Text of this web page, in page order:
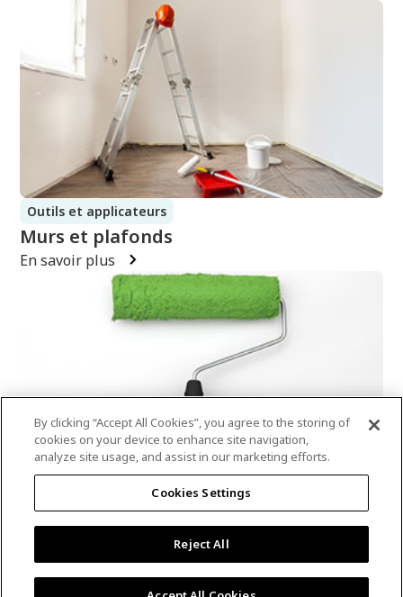
Outils et applicateurs
Murs et plafonds
En savoir plus
Sécurité et entreposage
Quel type de rouleau dois-je utiliser?
En savoir plus
By clicking “Accept All Cookies”, you agree to the storing of
cookies on your device to enhance site navigation,
analyze site usage, and assist in our marketing efforts.
Cookies Settings
Reject All